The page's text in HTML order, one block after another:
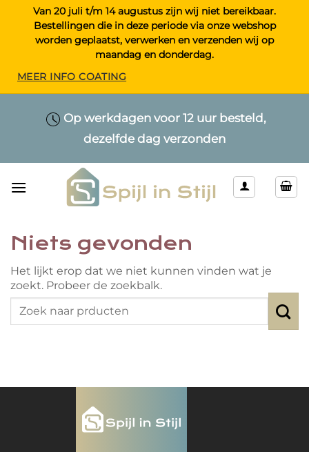
Van 20 juli t/m 14 augustus zijn wij niet bereikbaar.
Bestellingen die in deze periode via onze webshop
worden geplaatst, verwerken en verzenden wij op
maandag en donderdag.
MEER INFO COATING
Op werkdagen voor 12 uur besteld,
dezelfde dag verzonden
Alleen kwaliteitsproducten
Maatwerk > Selecteer uw eigen lengte
& kleur
Niets gevonden
Het lijkt erop dat we niet kunnen vinden wat je
zoekt. Probeer de zoekbalk.